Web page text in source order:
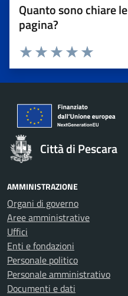
Quanto sono chiare
pagina?
Valuta 5
Valuta 4 stelle
Valuta 3 stelle su 5
Valuta 2 stelle su 5
Valuta 1 stelle su 5
Città di Pescara
AMMINISTRAZIONE
Organi di governo
Aree amministrative
Uffici
Enti e fondazioni
Personale politico
Personale amministrativo
Documenti e dati